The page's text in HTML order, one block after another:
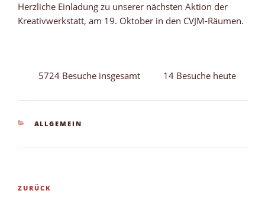
Herzliche Einladung zu unserer nächsten Aktion der
Kreativwerkstatt, am 19. Oktober in den CVJM-Räumen.
5724 Besuche insgesamt 14 Besuche heute
KATEGORIEN
ALLGEMEIN
Beitragsnavigation
Vorheriger
ZURÜCK